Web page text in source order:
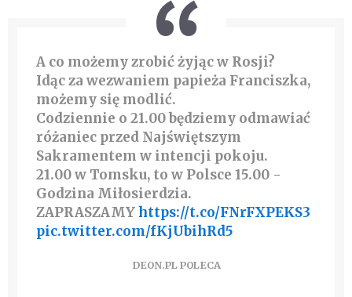
A co możemy zrobić żyjąc w Rosji?
Idąc za wezwaniem papieża Franciszka,
możemy się modlić.
Codziennie o 21.00 będziemy odmawiać
różaniec przed Najświętszym
Sakramentem w intencji pokoju.
21.00 w Tomsku, to w Polsce 15.00 -
Godzina Miłosierdzia.
ZAPRASZAMYhttps://t.co/FNrFXPEKS3
pic.twitter.com/fKjUbihRd5
DEON.PL POLECA